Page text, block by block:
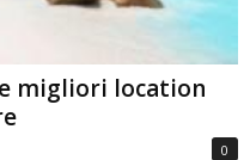
migliori location
0